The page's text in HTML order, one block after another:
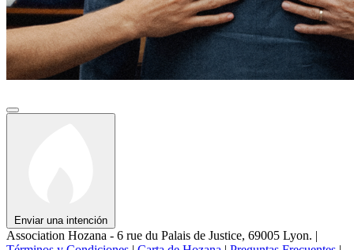
Enviar una intención
Association Hozana - 6 rue du Palais de Justice, 69005 Lyon. |